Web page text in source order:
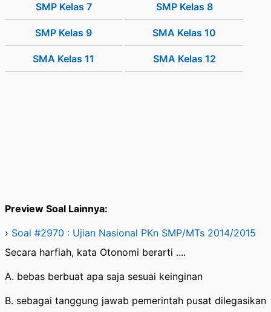
SMP Kelas 7 SMP Kelas 8
SMP Kelas 9 SMA Kelas 10
SMA Kelas 11 SMA Kelas 12
Preview Soal Lainnya:
› Soal #2970 : Ujian Nasional PKn SMP/MTs 2014/2015
Secara harfiah, kata Otonomi berarti ....
A. bebas berbuat apa saja sesuai keinginan
B. sebagai tanggung jawab pemerintah pusat dilegasikan